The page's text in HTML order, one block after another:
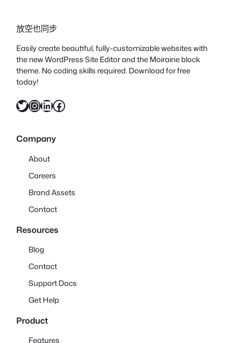
放空也同步
Easily create beautiful, fully-customizable websites with
the new WordPress Site Editor and the Moiraine block
theme. No coding skills required. Download for free
today!
X InstagramLinkedIn Facebook
Company
About
Careers
Brand Assets
Contact
Resources
Blog
Contact
Support Docs
Get Help
Product
Features